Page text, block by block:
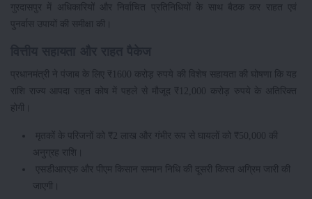
गुरदासपुर में अधिकारियों और निर्वाचित प्रतिनिधियों के साथ बैठक कर राहत एवं
पुनर्वास उपायों की समीक्षा की।
प्रधानमंत्री ने पंजाब के लिए ₹1600 करोड़ रुपये की विशेष सहायता की घोषणा कि यह
राशि राज्य आपदा राहत कोष में पहले से मौजूद ₹12,000 करोड़ रुपये के अतिरिक्त
होगी।
मृतकों के परिजनों को ₹2 लाख और गंभीर रूप से घायलों को ₹50,000 की
अनुग्रह राशि।
एसडीआरएफ और पीएम किसान सम्मान निधि की दूसरी किस्त अग्रिम जारी की
जाएगी।